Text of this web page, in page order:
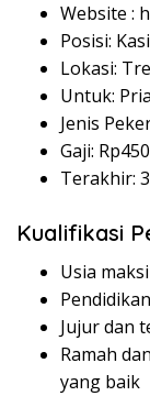
Website :
Posisi:
Lokasi:
Untuk:
Jenis
Gaji: Rp
Terakhir:
Kualifikasi
Usia
Jujur dan
Ramah
yang baik